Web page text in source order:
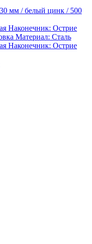
мм / белый цинк / 500
Наконечник: Острие
Материал: Сталь
Наконечник: Острие